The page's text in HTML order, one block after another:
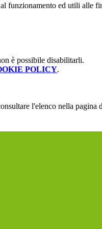
funzionamento ed utili alle
è possibile disabilitarli.
POLICY.
l'elenco nella pagina